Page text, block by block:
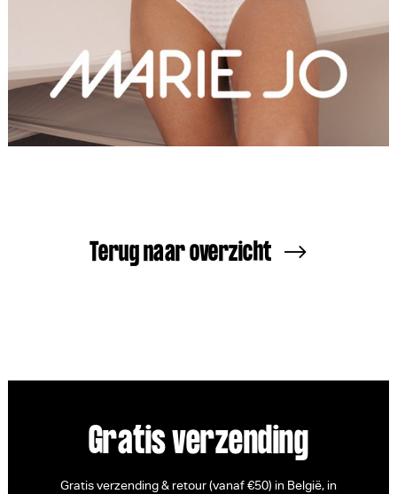
Terug naar overzicht
Gratis verzending
Gratis verzending & retour (vanaf €50) in België, in